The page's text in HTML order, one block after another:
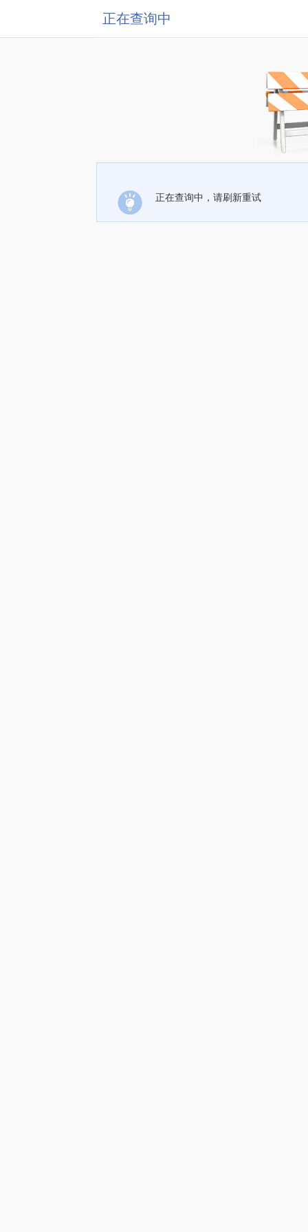
正在查询中
正在查询中，请刷新重试